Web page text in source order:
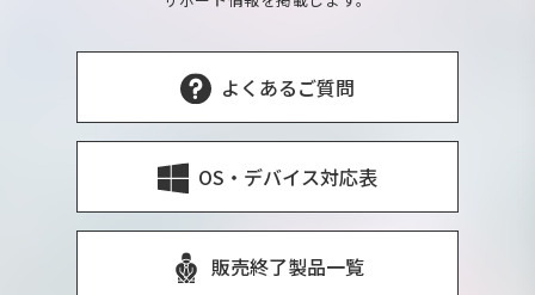
よくあるご質問
OS・デバイス対応表
販売終了製品一覧